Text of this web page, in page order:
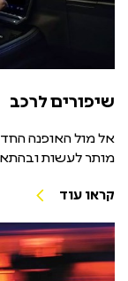
שיפורים לרכב
אל מול האופנה
מותר לעשות
קראו עוד